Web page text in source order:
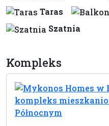
Taras
Szatnia
Kompleks